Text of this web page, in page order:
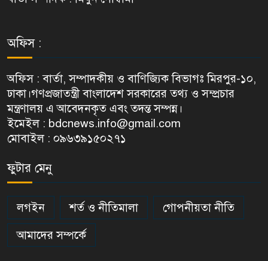
অফিস :
অফিস : বার্তা, সম্পাদকীয় ও বাণিজ্যিক বিভাগঃ মিরপুর-১০,
ঢাকা।গণপ্রজাতন্ত্রী বাংলাদেশ সরকারের তথ্য ও সম্প্রচার
মন্ত্রণালয় এ আবেদনকৃত এবং তদন্ত সম্পন্ন।
ইমেইল : bdcnews.info@gmail.com
মোবাইল : ০৯৬৩৯১৫০২৭১
ফুটার মেনু
লগইন শর্ত ও নীতিমালা
গোপনীয়তা নীতি
আমাদের সম্পর্কে